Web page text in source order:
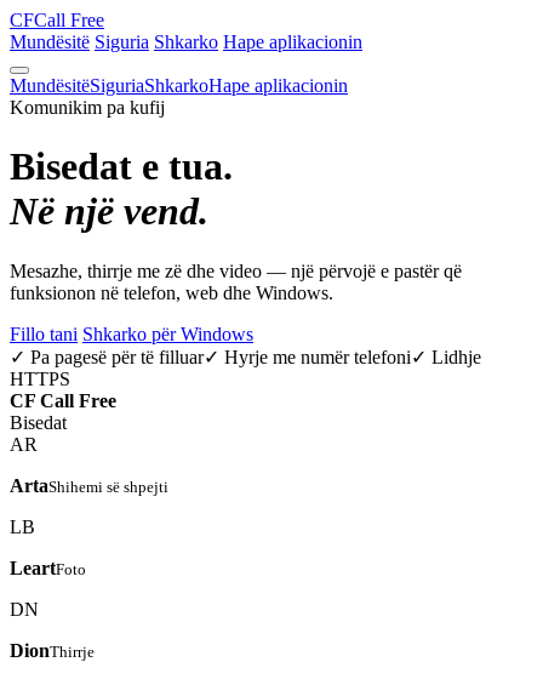
CFCall Free
Mundësitë Siguria Shkarko Hape aplikacionin
MundësitëSiguriaShkarkoHape aplikacionin
Komunikim pa kufij
Bisedat e tua.
Në një vend.
Mesazhe, thirrje me zë dhe video — një përvojë e pastër që
funksionon në telefon, web dhe Windows.
Fillo tani Shkarko për Windows
✓ Pa pagesë për të filluar✓ Hyrje me numër telefoni✓ Lidhje
HTTPS
CF Call Free
Bisedat
AR
ArtaShihemi së shpejti
LB
LeartFoto
DN
DionThirrje